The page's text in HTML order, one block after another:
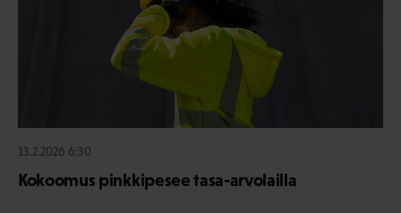
13.2.2026 6:30
Kokoomus pinkkipesee tasa-arvolailla